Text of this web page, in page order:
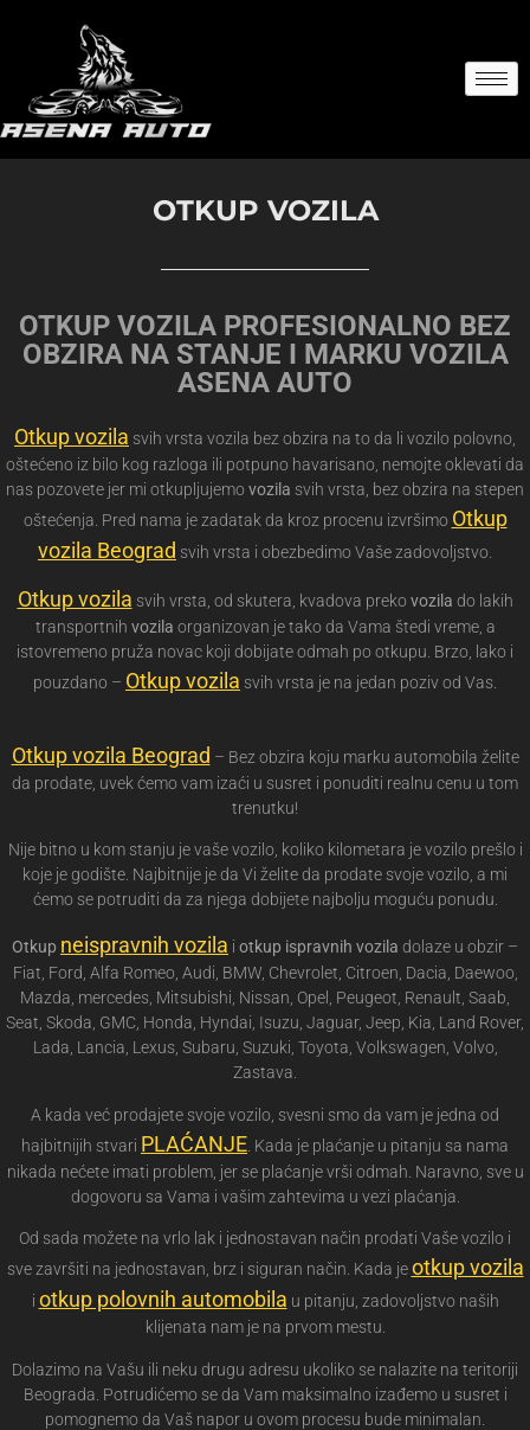
OTKUP VOZILA
OTKUP VOZILA PROFESIONALNO BEZ
OBZIRA NA STANJE I MARKU VOZILA
ASENA AUTO
Otkup vozila svih vrsta vozila bez obzira na to da li vozilo polovno,
oštećeno iz bilo kog razloga ili potpuno havarisano, nemojte oklevati da
nas pozovete jer mi otkupljujemo vozila svih vrsta, bez obzira na stepen
oštećenja. Pred nama je zadatak da kroz procenu izvršimo Otkup
vozila Beograd svih vrsta i obezbedimo Vaše zadovoljstvo.
Otkup vozila svih vrsta, od skutera, kvadova preko vozila do lakih
transportnih vozila organizovan je tako da Vama štedi vreme, a
istovremeno pruža novac koji dobijate odmah po otkupu. Brzo, lako i
pouzdano – Otkup vozila svih vrsta je na jedan poziv od Vas.
Otkup vozila Beograd – Bez obzira koju marku automobila želite
da prodate, uvek ćemo vam izaći u susret i ponuditi realnu cenu u tom
trenutku!
Nije bitno u kom stanju je vaše vozilo, koliko kilometara je vozilo prešlo i
koje je godište. Najbitnije je da Vi želite da prodate svoje vozilo, a mi
ćemo se potruditi da za njega dobijete najbolju moguću ponudu.
Otkup neispravnih vozila i otkup ispravnih vozila dolaze u obzir –
Fiat, Ford, Alfa Romeo, Audi, BMW, Chevrolet, Citroen, Dacia, Daewoo,
Mazda, mercedes, Mitsubishi, Nissan, Opel, Peugeot, Renault, Saab,
Seat, Skoda, GMC, Honda, Hyndai, Isuzu, Jaguar, Jeep, Kia, Land Rover,
Lada, Lancia, Lexus, Subaru, Suzuki, Toyota, Volkswagen, Volvo,
Zastava.
A kada već prodajete svoje vozilo, svesni smo da vam je jedna od
hajbitnijih stvari PLAĆANJE . Kada je plaćanje u pitanju sa nama
nikada nećete imati problem, jer se plaćanje vrši odmah. Naravno, sve u
dogovoru sa Vama i vašim zahtevima u vezi plaćanja.
Od sada možete na vrlo lak i jednostavan način prodati Vaše vozilo i
sve završiti na jednostavan, brz i siguran način. Kada jeotkup vozila
i otkup polovnih automobila u pitanju, zadovoljstvo naših
klijenata nam je na prvom mestu.
Dolazimo na Vašu ili neku drugu adresu ukoliko se nalazite na teritoriji
Beograda. Potrudićemo se da Vam maksimalno izađemo u susret i
pomognemo da Vaš napor u ovom procesu bude minimalan.